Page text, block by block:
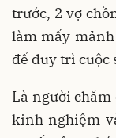
trước, 2 vợ
làm mấy
để duy trì cuộc
Là người
kinh nghiệm